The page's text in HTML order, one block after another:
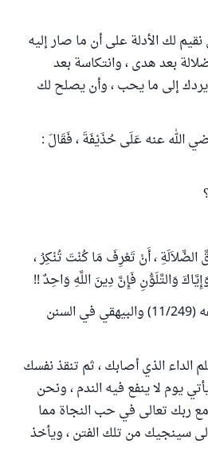
لك الأدلة على أن ما صار إليه
بعد هدى ، وانتكاسة بعد
إلى ما يحب ، وأن يصلح لك
الله عنه عَلَى حُذَيْفَةَ ، فَقَالَ :
الضَّلاَلَةِ ، أَنْ تَعْرِفَ مَا كُنْتَ تُنْكِرُ ،
وَالتَّلَوُّنِ فَإِنَّ دِينَ اللَّهِ وَاحِدٌ !!
رواه عبد الرزاق في مصنفه (11/249) والبيهقي في السنن
الداء الذي أصابك ، ثم تنقذ نفسك
يوم لا ينفع فيه الندم ، ونحن
ربك تعالى في حب النجاة مما
سينجيك من تلك الفتن ، ويأخذ